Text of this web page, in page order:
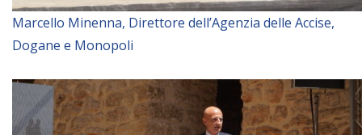
Marcello Minenna, Direttore dell’Agenzia delle Accise,
Dogane e Monopoli